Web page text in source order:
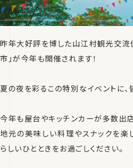
昨年大好評を博した山江村観光交流
市」が今年も開催されます！
夏の夜を彩るこの特別なイベントに、
今年も屋台やキッチンカーが多数出
地元の美味しい料理やスナックを楽
らしいひとときをお過ごしください。